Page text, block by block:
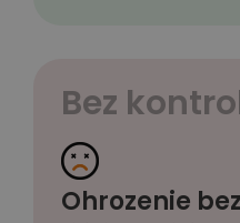
Bez
Ohrozenie